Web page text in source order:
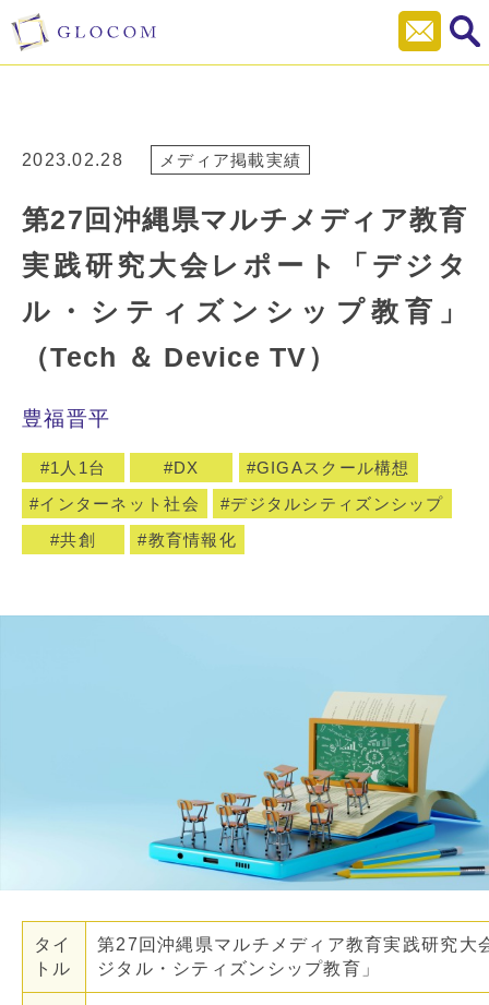
2023.02.28 メディア掲載実績
第27回沖縄県マルチメディア教育
実践研究大会レポート「デジタ
ル・シティズンシップ教育」
（Tech ＆ Device TV）
豊福晋平
1人1台 DX
GIGAスクール構想
インターネット社会
デジタルシティズンシップ
共創
教育情報化
タイ
トル
第27回沖縄県マルチメディア教育実践研究大
ジタル・シティズンシップ教育」